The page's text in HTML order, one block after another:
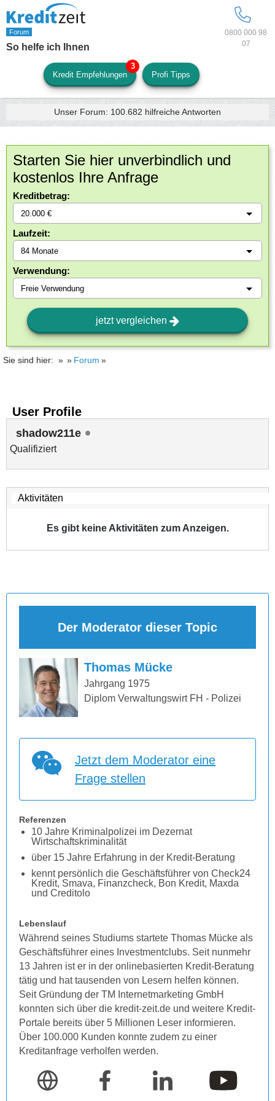
0800 000 98
07
So helfe ich Ihnen
Kredit Empfehlungen Profi Tipps
Unser Forum: 100.682 hilfreiche Antworten
Starten Sie hier unverbindlich und
kostenlos Ihre Anfrage
Kreditbetrag:
Laufzeit:
Verwendung:
jetzt vergleichen
Sie sind hier: Forum
User Profile
shadow211e
Qualifiziert
Es gibt keine Aktivitäten zum Anzeigen.
Der Moderator dieser Topic
Thomas Mücke
Jahrgang 1975
Diplom Verwaltungswirt FH - Polizei
Jetzt dem Moderator eine
Frage stellen
Referenzen
10 Jahre Kriminalpolizei im Dezernat
Wirtschaftskriminalität
über 15 Jahre Erfahrung in der Kredit-Beratung
kennt persönlich die Geschäftsführer von Check24
Kredit, Smava, Finanzcheck, Bon Kredit, Maxda
und Creditolo
Lebenslauf
Während seines Studiums startete Thomas Mücke als
Geschäftsführer eines Investmentclubs. Seit nunmehr
13 Jahren ist er in der onlinebasierten Kredit-Beratung
tätig und hat tausenden von Lesern helfen können.
Seit Gründung der TM Internetmarketing GmbH
konnten sich über die kredit-zeit.de und weitere Kredit-
Portale bereits über 5 Millionen Leser informieren.
Über 100.000 Kunden konnte zudem zu einer
Kreditanfrage verholfen werden.